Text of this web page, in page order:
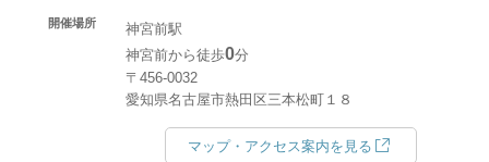
開催場所
神宮前駅
神宮前から徒歩0分
〒456-0032
愛知県名古屋市熱田区三本松町１８
マップ・アクセス案内を見る